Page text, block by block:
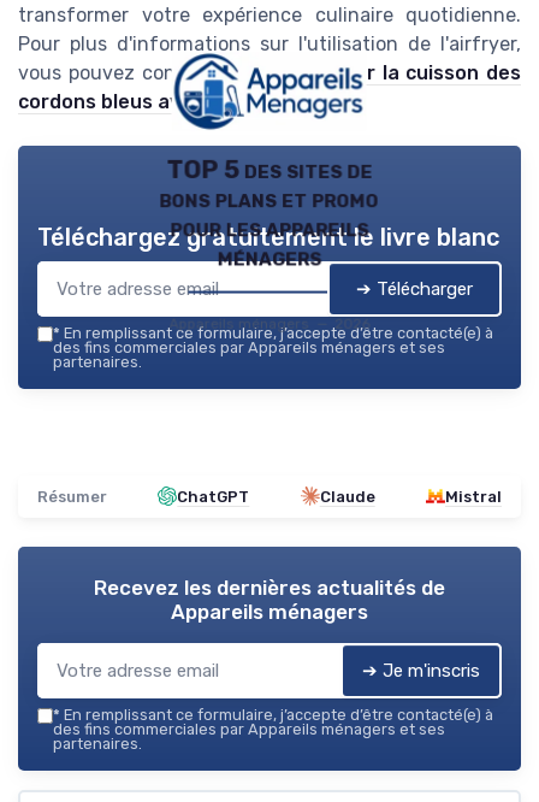
transformer votre expérience culinaire quotidienne.
Pour plus d'informations sur l'utilisation de l'airfryer,
vous pouvez consultercet article sur la cuisson des
cordons bleus avec un airfryer.
TOP 5 des sites de
bons plans et promo
pour les appareils
ménagers
Appareils ménagers — 2026
Téléchargez gratuitement le livre blanc
➔ Télécharger
* En remplissant ce formulaire, j’accepte d’être contacté(e) à
des fins commerciales par Appareils ménagers et ses
partenaires.
Résumer ChatGPT Claude Mistral
Recevez les dernières actualités de
Appareils ménagers
➔ Je m'inscris
* En remplissant ce formulaire, j’accepte d’être contacté(e) à
des fins commerciales par Appareils ménagers et ses
partenaires.